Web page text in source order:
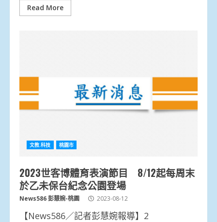
Read More
文教.科技 桃園市
2023世客博體育表演節目 8/12起每周末
於乙未保台紀念公園登場
News586 彭慧婉-桃園 2023-08-12
【News586／記者彭慧婉報導】2